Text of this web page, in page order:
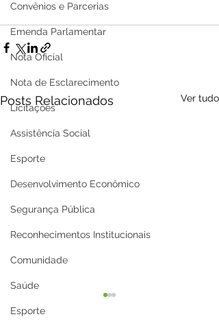
Convênios e Parcerias
Emenda Parlamentar
Nota Oficial
Nota de Esclarecimento
Licitações
Assistência Social
Esporte
Desenvolvimento Econômico
Segurança Pública
Reconhecimentos Institucionais
Comunidade
Saúde
Esporte
Posts Relacionados Ver tudo